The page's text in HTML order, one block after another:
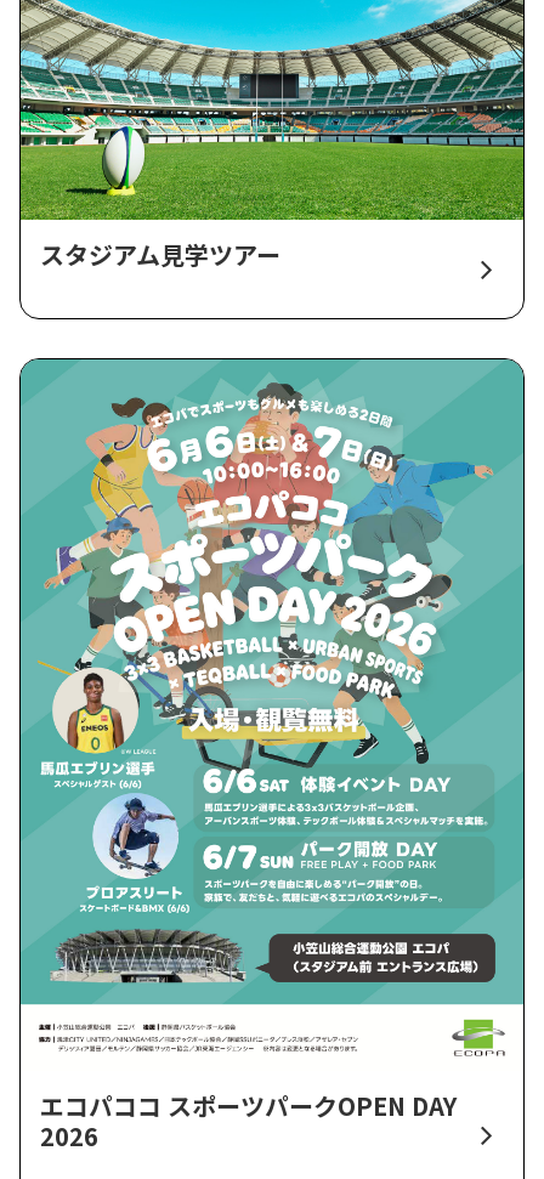
スタジアム見学ツアー
エコパココ スポーツパークOPEN DAY
2026